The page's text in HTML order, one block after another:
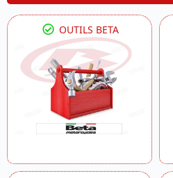
OUTILS BETA